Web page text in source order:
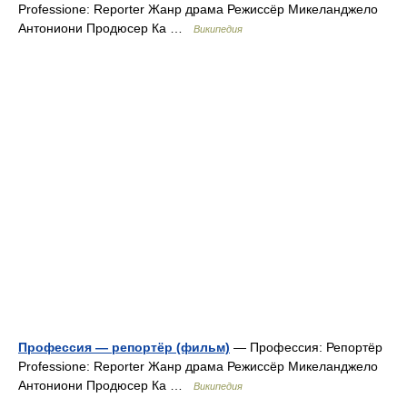
Professione: Reporter Жанр драма Режиссёр Микеланджело
Антониони Продюсер Ка …
Википедия
Профессия — репортёр (фильм) — Профессия: Репортёр
Professione: Reporter Жанр драма Режиссёр Микеланджело
Антониони Продюсер Ка …
Википедия